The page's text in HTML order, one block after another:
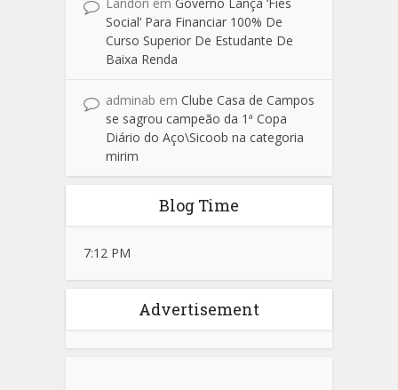
Social’ Para Financiar 100% De
Curso Superior De Estudante De
Baixa Renda
adminab em Clube Casa de Campos
se sagrou campeão da 1ª Copa
Diário do Aço\Sicoob na categoria
mirim
Blog Time
7:12 PM
Advertisement